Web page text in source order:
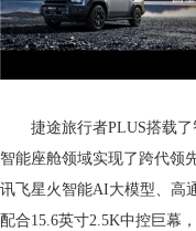
捷途旅行者PLUS搭载
智能座舱领域实现了跨代领
讯飞星火智能AI大模型、高
配合15.6英寸2.5K中控巨幕